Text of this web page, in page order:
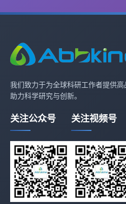
我们致力于为全球科研工作者提供高
助力科学研究与创新。
关注公众号 关注视频号